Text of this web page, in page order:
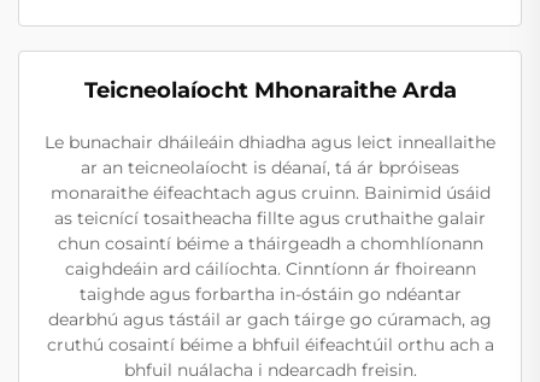
Teicneolaíocht Mhonaraithe Arda
Le bunachair dháileáin dhiadha agus leict inneallaithe
ar an teicneolaíocht is déanaí, tá ár bpróiseas
monaraithe éifeachtach agus cruinn. Bainimid úsáid
as teicnící tosaitheacha fillte agus cruthaithe galair
chun cosaintí béime a tháirgeadh a chomhlíonann
caighdeáin ard cáilíochta. Cinntíonn ár fhoireann
taighde agus forbartha in-óstáin go ndéantar
dearbhú agus tástáil ar gach táirge go cúramach, ag
cruthú cosaintí béime a bhfuil éifeachtúil orthu ach a
bhfuil nuálacha i ndearcadh freisin.